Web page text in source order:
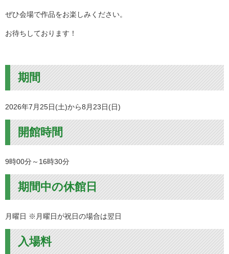
ぜひ会場で作品をお楽しみください。
お待ちしております！
期間
2026年7月25日(土)から8月23日(日)
開館時間
9時00分～16時30分
期間中の休館日
月曜日 ※月曜日が祝日の場合は翌日
入場料